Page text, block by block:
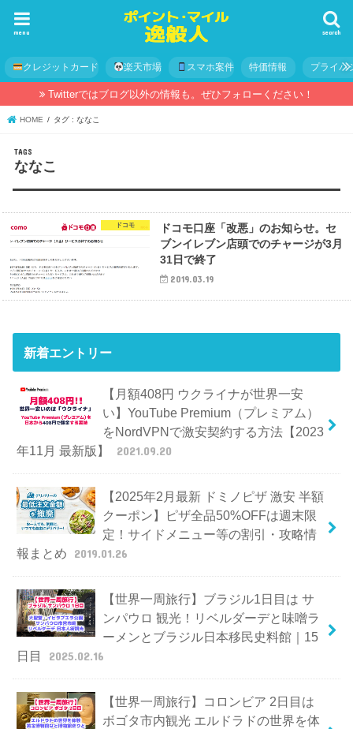
search
menu
クレジットカード 楽天市場 スマホ案件 特価情報 プライバ
Twitterではブログ以外の情報も。ぜひフォローください！
HOME タグ : ななこ
ななこ
ドコモ
ドコモ口座「改悪」のお知らせ。セ
ブンイレブン店頭でのチャージが3月
31日で終了
2019.03.19
新着エントリー
【月額408円 ウクライナが世界一安
い】YouTube Premium（プレミアム）
をNordVPNで激安契約する方法【2023
年11月 最新版】
2021.09.20
【2025年2月最新 ドミノピザ 激安 半額
クーポン】ピザ全品50%OFFは週末限
定！サイドメニュー等の割引・攻略情
報まとめ
2019.01.26
【世界一周旅行】ブラジル1日目は サ
ンパウロ 観光！リベルダーデと味噌ラ
ーメンとブラジル日本移民史料館｜15
日目
2025.02.16
【世界一周旅行】コロンビア 2日目は
ボゴタ市内観光 エルドラドの世界を体